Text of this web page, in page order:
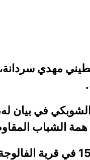
مهدي
في بيان
الشباب المقاوم
وأبو سردانة ولد في